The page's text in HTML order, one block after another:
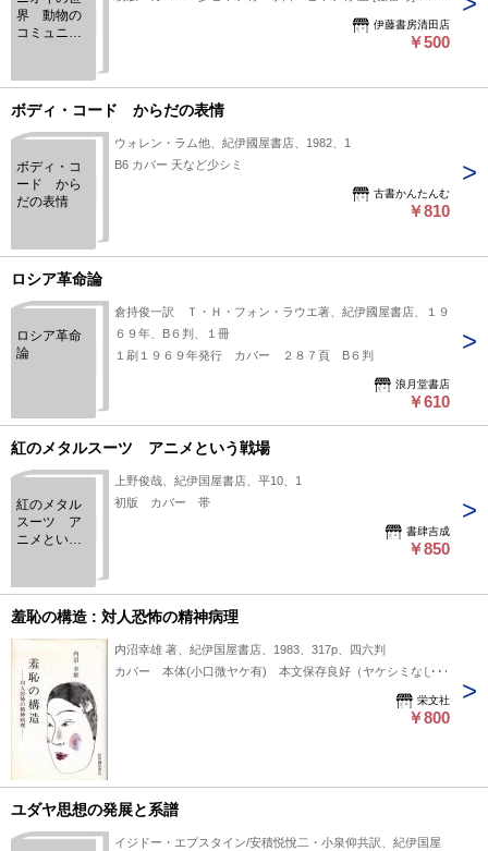
界 動物の
コミュニケ
伊藤書房清田店
￥500
ボディ・コード からだの表情
ボディ・コ
ード から
だの表情
ウォレン・ラム他、紀伊國屋書店、1982、1
B6 カバー 天など少シミ
古書かんたんむ
￥810
ロシア革命論
ロシア革命
論
倉持俊一訳 Ｔ・Ｈ・フォン・ラウエ著、紀伊國屋書店、１９
６９年、B６判、１冊
１刷１９６９年発行 カバー ２８７頁 B６判
浪月堂書店
￥610
紅のメタルスーツ アニメという戦場
紅のメタル
スーツ ア
ニメという
上野俊哉、紀伊国屋書店、平10、1
初版 カバー 帯
書肆吉成
￥850
羞恥の構造 : 対人恐怖の精神病理
内沼幸雄 著、紀伊国屋書店、1983、317p、四六判
カバー 本体(小口微ヤケ有) 本文保存良好（ヤケシミなし）
栄文社
￥800
ユダヤ思想の発展と系譜
イジドー・エプスタイン/安積悦悅二・小泉仰共訳、紀伊国屋